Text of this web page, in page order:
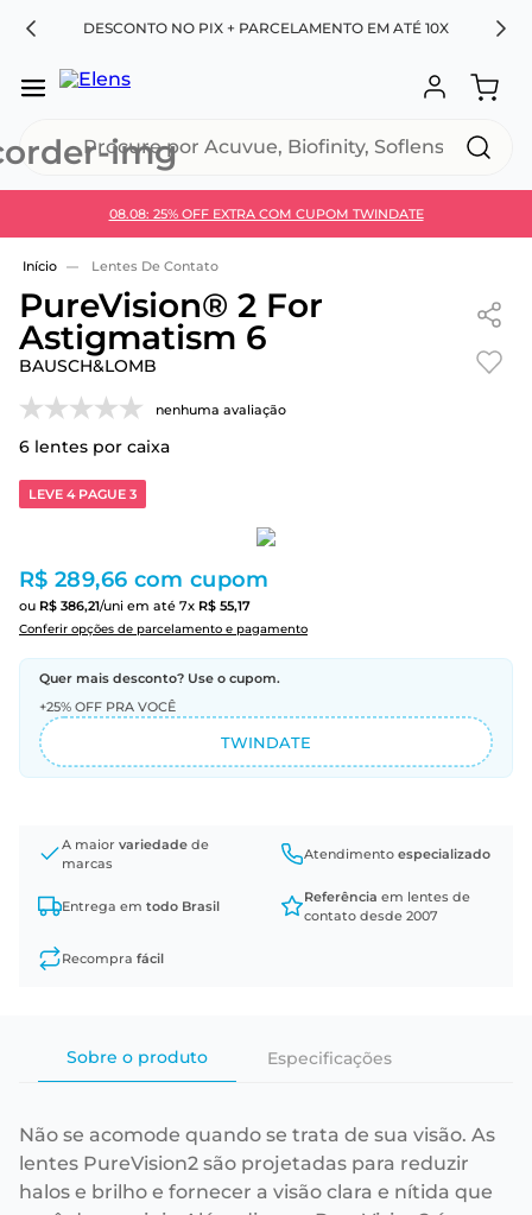
DESCONTO NO PIX + PARCELAMENTO EM ATÉ 10X
08.08: 25% OFF EXTRA COM CUPOM TWINDATE
Use 30HOJE e ganhe 30% OFF + economia extra no
Lentes De Contato
PureVision® 2 For
Astigmatism 6
BAUSCH&LOMB
nenhuma avaliação
6 lentes por caixa
LEVE 4 PAGUE 3
R$ 289,66 com cupom
ou R$ 386,21/uni em até 7x R$ 55,17
Conferir opções de parcelamento e pagamento
Quer mais desconto? Use o cupom.
+25% OFF PRA VOCÊ
TWINDATE
A maior variedade de
marcas
Atendimento especializado
Entrega em todo Brasil
Referência em lentes de
contato desde 2007
Recompra fácil
Sobre o produto Especificações
Não se acomode quando se trata de sua visão. As
lentes PureVision2 são projetadas para reduzir
halos e brilho e fornecer a visão clara e nítida que